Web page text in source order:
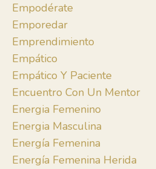
Empodérate
Emporedar
Emprendimiento
Empático
Empático Y Paciente
Encuentro Con Un Mentor
Energia Femenino
Energia Masculina
Energía Femenina
Energía Femenina Herida